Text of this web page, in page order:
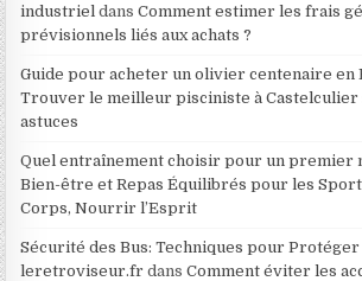
industriel dansComment estimer les frais
prévisionnels liés aux achats ?
Guide pour acheter un olivier centenaire en
Trouver le meilleur pisciniste à Castelculier
astuces
Quel entraînement choisir pour un premier
Bien-être et Repas Équilibrés pour les
Corps, Nourrir l’Esprit
Sécurité des Bus: Techniques pour Protéger
leretroviseur.fr dansComment éviter les